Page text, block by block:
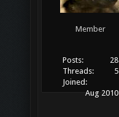
Member
Posts:
28
Threads:
5
Joined:
Aug 2010